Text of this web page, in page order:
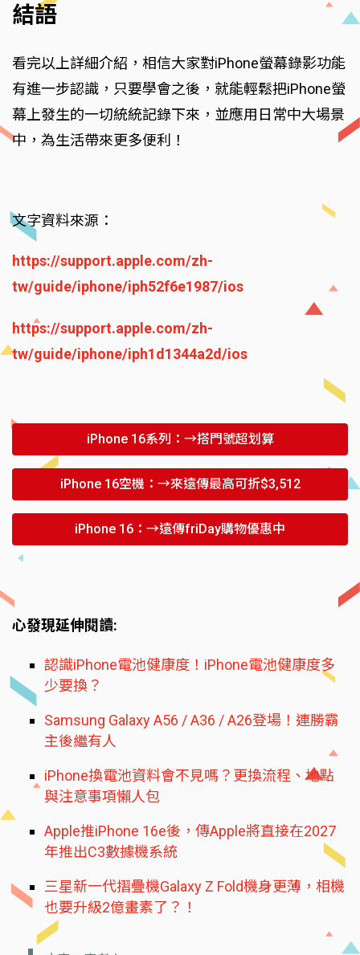
結語
看完以上詳細介紹，相信大家對iPhone螢幕錄影功能
有進一步認識，只要學會之後，就能輕鬆把iPhone螢
幕上發生的一切統統記錄下來，並應用日常中大場景
中，為生活帶來更多便利！
文字資料來源：
https://support.apple.com/zh-
tw/guide/iphone/iph52f6e1987/ios
https://support.apple.com/zh-
tw/guide/iphone/iph1d1344a2d/ios
iPhone 16系列：→搭門號超划算
iPhone 16空機：→來遠傳最高可折$3,512
iPhone 16：→遠傳friDay購物優惠中
心發現延伸閱讀:
認識iPhone電池健康度！iPhone電池健康度多
少要換？
Samsung Galaxy A56 / A36 / A26登場！連勝霸
主後繼有人
iPhone換電池資料會不見嗎？更換流程、地點
與注意事項懶人包
Apple推iPhone 16e後，傳Apple將直接在2027
年推出C3數據機系統
三星新一代摺疊機Galaxy Z Fold機身更薄，相機
也要升級2億畫素了？！